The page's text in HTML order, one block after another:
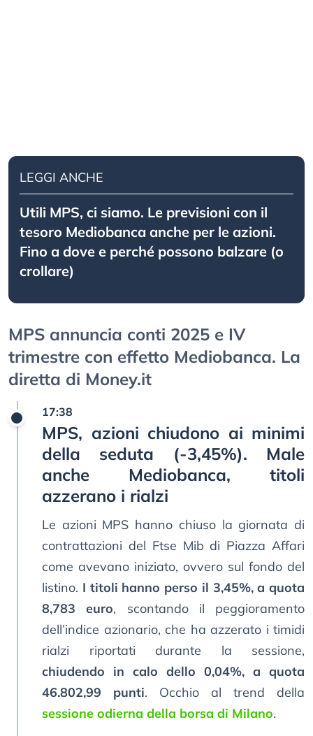
LEGGI ANCHE
Utili MPS, ci siamo. Le previsioni con il
tesoro Mediobanca anche per le azioni.
Fino a dove e perché possono balzare (o
crollare)
MPS annuncia conti 2025 e IV
trimestre con effetto Mediobanca. La
diretta di Money.it
17:38
MPS, azioni chiudono ai minimi
della seduta (-3,45%). Male
anche Mediobanca, titoli
azzerano i rialzi
Le azioni MPS hanno chiuso la giornata di
contrattazioni del Ftse Mib di Piazza Affari
come avevano iniziato, ovvero sul fondo del
listino. I titoli hanno perso il 3,45%, a quota
8,783 euro, scontando il peggioramento
dell’indice azionario, che ha azzerato i timidi
rialzi riportati durante la sessione,
chiudendo in calo dello 0,04%, a quota
46.802,99 punti. Occhio al trend della
sessione odierna della borsa di Milano.